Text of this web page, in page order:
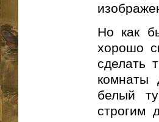
Но как
хорошо
сделать
комнаты
белый
строгим